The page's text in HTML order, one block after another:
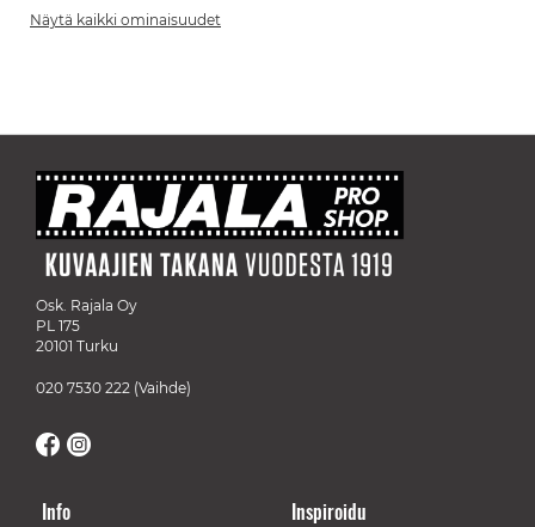
Näytä kaikki ominaisuudet
Osk. Rajala Oy
PL 175
20101 Turku
020 7530 222 (Vaihde)
Info Inspiroidu